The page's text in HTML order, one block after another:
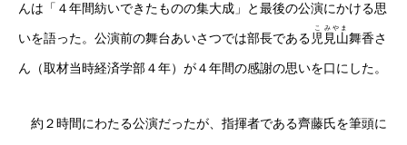
んは「４年間紡いできたものの集大成」と最後の公演にかける思
いを語った。公演前の舞台あいさつでは部長である児
こ
見山
みやま
舞香さ
ん（取材当時経済学部４年）が４年間の感謝の思いを口にした。
約２時間にわたる公演だったが、指揮者である齊藤氏を筆頭に